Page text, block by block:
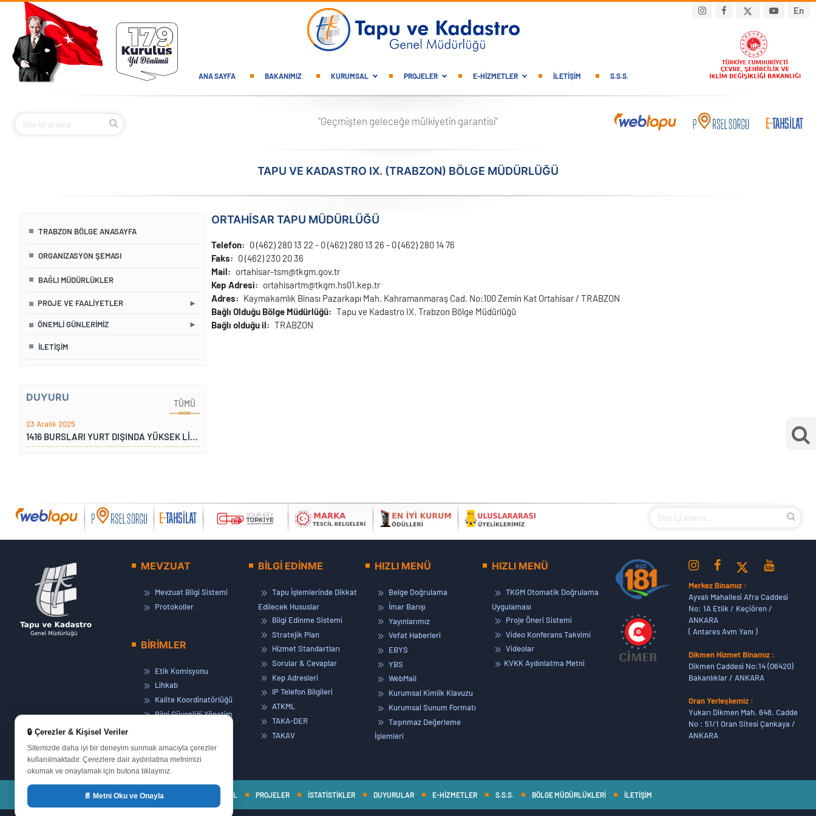
Ana içeriğe atla En
Main navigation
ANA SAYFA BAKANIMIZ KURUMSAL PROJELER E-HİZMETLER İLETIŞIM S.S.S.
"Geçmişten geleceğe mülkiyetin garantisi"
TAPU VE KADASTRO IX. (TRABZON) BÖLGE MÜDÜRLÜĞÜ
TRABZON BÖLGE ANASAYFA
ORGANIZASYON ŞEMASI
BAĞLI MÜDÜRLÜKLER
PROJE VE FAALIYETLER
ÖNEMLI GÜNLERIMIZ
İLETIŞIM
DUYURU
TÜMÜ
23 Aralık 2025
1416 BURSLARI YURT DIŞINDA YÜKSEK LİSANS VE DOKTORA PROGRAMI
ORTAHİSAR TAPU MÜDÜRLÜĞÜ
Telefon
0 (462) 280 13 22 - 0 (462) 280 13 26 - 0 (462) 280 14 76
Faks
0 (462) 230 20 36
Mail
ortahisar-tsm@tkgm.gov.tr
Kep Adresi
ortahisartm@tkgm.hs01.kep.tr
Adres
Kaymakamlık Binası Pazarkapı Mah. Kahramanmaraş Cad. No:100 Zemin Kat Ortahisar / TRABZON
Bağlı Olduğu Bölge Müdürlüğü
Tapu ve Kadastro IX. Trabzon Bölge Müdürlüğü
Bağlı olduğu il
TRABZON
🔒 Çerezler & Kişisel Veriler
Sitemizde daha iyi bir deneyim sunmak amacıyla çerezler
kullanılmaktadır. Çerezlere dair aydınlatma metnimizi
okumak ve onaylamak için butona tıklayınız.
📄 Metni Oku ve Onayla
MEVZUAT
Mevzuat Bilgi Sistemi
Protokoller
BİRİMLER
Etik Komisyonu
Lihkab
Kalite Koordinatörlüğü
Bilgi Güvenliği Yönetim
Eğitim Müdürlüğü
BİLGİ EDİNME
Tapu İşlemlerinde Dikkat
Edilecek Hususlar
Bilgi Edinme Sistemi
Stratejik Plan
Hizmet Standartları
Sorular & Cevaplar
Kep Adresleri
IP Telefon Bilgileri
ATKML
TAKA-DER
TAKAV
HIZLI MENÜ
Belge Doğrulama
İmar Barışı
Yayınlarımız
Vefat Haberleri
EBYS
YBS
WebMail
Kurumsal Kimlik Klavuzu
Kurumsal Sunum Formatı
Taşınmaz Değerleme
İşlemleri
HIZLI MENÜ
TKGM Otomatik Doğrulama
Uygulaması
Proje Öneri Sistemi
Video Konferans Takvimi
Videolar
KVKK Aydınlatma Metni
Merkez Binamız :
Ayvalı Mahallesi Afra Caddesi
No: 1A Etlik / Keçiören /
ANKARA
( Antares Avm Yanı )
Dikmen Hizmet Binamız :
Dikmen Caddesi No:14 (06420)
Bakanlıklar / ANKARA
Oran Yerleşkemiz :
Yukarı Dikmen Mah. 648. Cadde
No : 51/1 Oran Sitesi Çankaya /
ANKARA
ANASAYFA KURUMSAL PROJELER İSTATİSTİKLER DUYURULAR E-HİZMETLER S.S.S. BÖLGE MÜDÜRLÜKLERİ İLETİŞİM